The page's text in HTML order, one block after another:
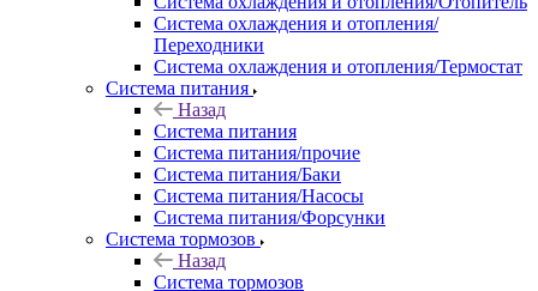
Система охлаждения и отопления/
Переходники
Система охлаждения и отопления/Термостат
Система питания
Назад
Система питания
Система питания/прочие
Система питания/Баки
Система питания/Насосы
Система питания/Форсунки
Система тормозов
Назад
Система тормозов